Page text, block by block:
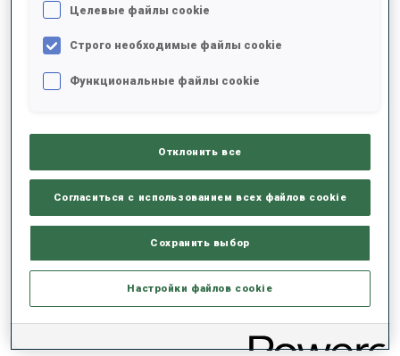
ЛЫЖНЫЙ ХОД - ОТСТАВАНИЕ ОТ ЛИДЕРА
Данных нет
Данных нет
СТРЕЛЬБА СТОЯ
Данных нет
РЕЗУЛЬТАТЫ - ТЕНДЕНЦИЯ
ДАННЫХ НЕТ
Целевые файлы cookie
Строго необходимые файлы cookie
Функциональные файлы cookie
Отклонить все
Согласиться с использованием всех файлов cookie
Сохранить выбор
Настройки файлов cookie